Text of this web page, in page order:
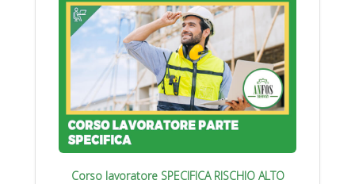
Corso lavoratore SPECIFICA RISCHIO ALTO